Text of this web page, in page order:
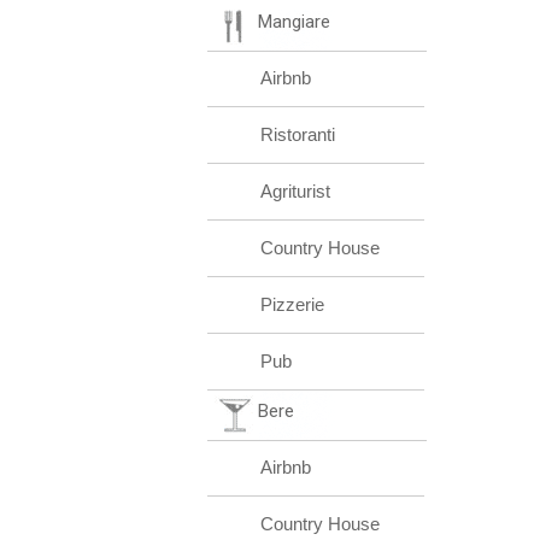
Mangiare
Airbnb
Ristoranti
Agriturist
Country House
Pizzerie
Pub
Bere
Airbnb
Country House